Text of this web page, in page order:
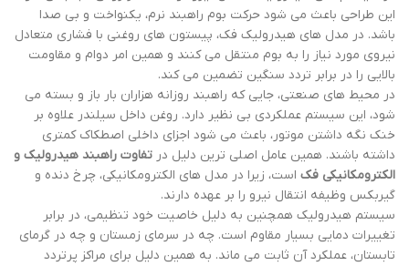
این طراحی باعث می شود حرکت بوم راهبند نرم، یکنواخت و بی صدا
باشد. در مدل های هیدرولیک فک، پیستون های روغنی با فشاری متعادل
نیروی مورد نیاز را به بوم منتقل می کنند و همین امر دوام و مقاومت
بالایی را در برابر تردد سنگین تضمین می کند.
در محیط های صنعتی، جایی که راهبند روزانه هزاران بار باز و بسته می
شود، این سیستم عملکردی بی نظیر دارد. روغن داخل سیلندر علاوه بر
خنک نگه داشتن موتور، باعث می شود اجزای داخلی اصطکاک کمتری
داشته باشند. همین عامل اصلی ترین دلیل در تفاوت راهبند هیدرولیک و
الکترومکانیکی فک است، زیرا در مدل های الکترومکانیکی، چرخ دنده و
گیربکس وظیفه انتقال نیرو را بر عهده دارند.
سیستم هیدرولیک همچنین به دلیل خاصیت خود تنظیمی، در برابر
تغییرات دمایی بسیار مقاوم است. چه در سرمای زمستان و چه در گرمای
تابستان، عملکرد آن ثابت می ماند. به همین دلیل برای مراکز پرتردد